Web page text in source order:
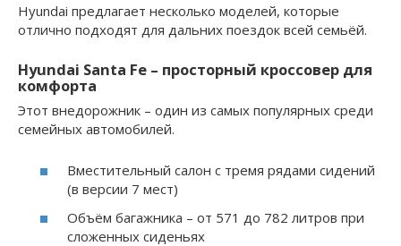
Hyundai предлагает несколько моделей, которые
отлично подходят для дальних поездок всей семьёй.
Hyundai Santa Fe – просторный кроссовер для
комфорта
Этот внедорожник – один из самых популярных среди
семейных автомобилей.
Вместительный салон с тремя рядами сидений
(в версии 7 мест)
Объём багажника – от 571 до 782 литров при
сложенных сиденьях